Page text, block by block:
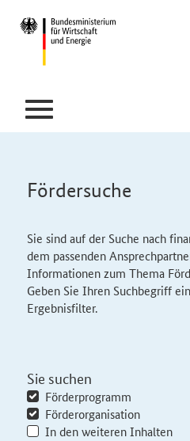
Fördersuche
Sie sind auf der Suche nach
dem passenden
Informationen zum Thema
Geben Sie Ihren Suchbegriff
Ergebnisfilter.
Sie suchen
Förderprogramm
Förderorganisation
In den weiteren Inhalten